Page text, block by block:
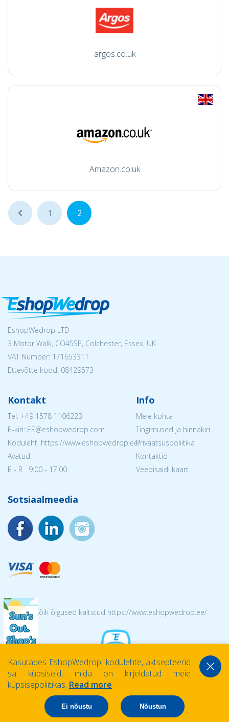
argos.co.uk
Amazon.co.uk
... 1 2
EshopWedrop LTD
3 Motor Walk, CO45SP, Colchester, Essex, UK
VAT Number: 171653311
Ettevõtte kood: 08429573
Kontakt
Tel: +49 1578 1106223
E-kiri: EE@eshopwedrop.com
Koduleht: https://www.eshopwedrop.ee/
Avatud:
E - R 9:00 - 17:00
Info
Meie kohta
Tingimused ja hinnakiri
Privaatsuspoliitika
Kontaktid
Veebisaidi kaart
Sotsiaalmeedia
© 2026 Kõik õigused kaitstud https://www.eshopwedrop.ee/
Kasutades EshopWedropi kodulehte, aktsepteerid
sa küpsiseid, mida on kirjeldatud meie
küpsisepoliitikas. Read more
Ei nõustu Nõustun